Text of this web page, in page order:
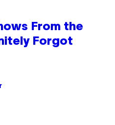
From the
Forgot